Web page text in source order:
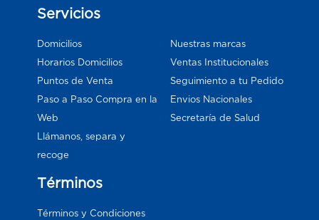
Servicios
Domicilios
Horarios Domicilios
Puntos de Venta
Paso a Paso Compra en la
Web
Llámanos, separa y
recoge
Nuestras marcas
Ventas Institucionales
Seguimiento a tu Pedido
Envios Nacionales
Secretaría de Salud
Términos
Términos y Condiciones